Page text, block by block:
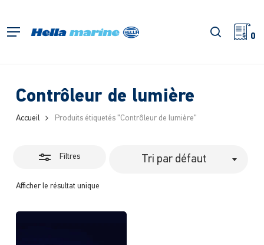
l'accueil
Menu 0
Contrôleur de lumière
Accueil Produits étiquetés "Contrôleur de lumière"
Filtres
Afficher le résultat unique
Tri par défaut
Fermer
les